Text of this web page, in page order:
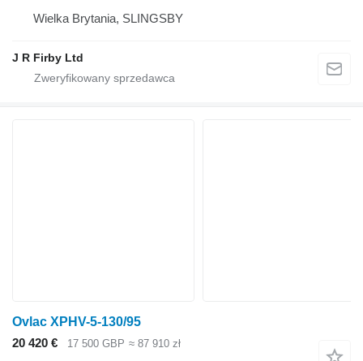
Wielka Brytania, SLINGSBY
J R Firby Ltd
Ovlac XPHV-5-130/95
20 420 €
17 500 GBP ≈ 87 910 zł